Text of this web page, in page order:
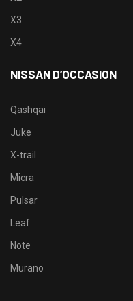
X3
X4
NISSAN D’OCCASION
Qashqai
Juke
X-trail
Micra
Pulsar
Leaf
Note
Murano